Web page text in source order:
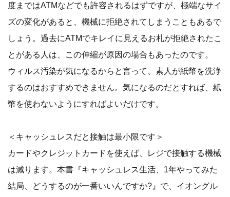
度まではATMなどでも許容されるはずですが、極端なサイ
ズの変化があると、機械に拒絶されてしまうこともあるで
しょう。過去にATMでキレイに見えるお札が拒絶されたこ
とがある人は、この伸縮が原因の場合もあったのです。
ウィルス汚染が気になるからと言って、素人が紙幣を洗浄
するのはおすすめできません。気になるのだとすれば、紙
幣を使わないようにすればよいだけです。
＜キャッシュレスだと接触は最小限です＞
カードやクレジットカードを使えば、レジで接触する機械
は減ります。本書『キャッシュレス生活、1年やってみた
結局、どうするのが一番いいんですか?』で、イオングル